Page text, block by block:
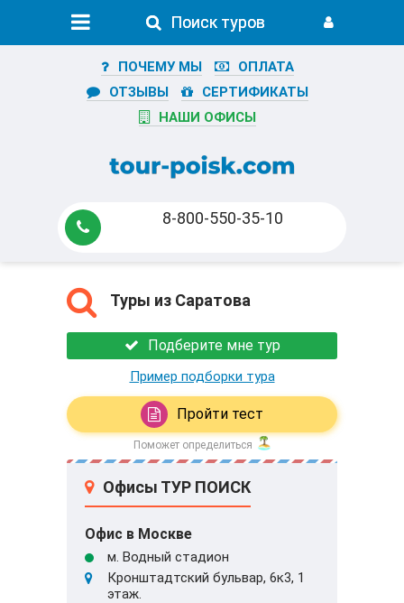
Поиск туров
Поиск туров
ПОЧЕМУ МЫ
ОПЛАТА
ОТЗЫВЫ
СЕРТИФИКАТЫ
НАШИ ОФИСЫ
8-800-550-35-10
Туры из Саратова
Подберите мне тур
Пример подборки тура
Пройти тест
Поможет определиться
Офисы ТУР ПОИСК
Офис в Москве
м. Водный стадион
Кронштадтский бульвар, 6к3, 1
этаж.